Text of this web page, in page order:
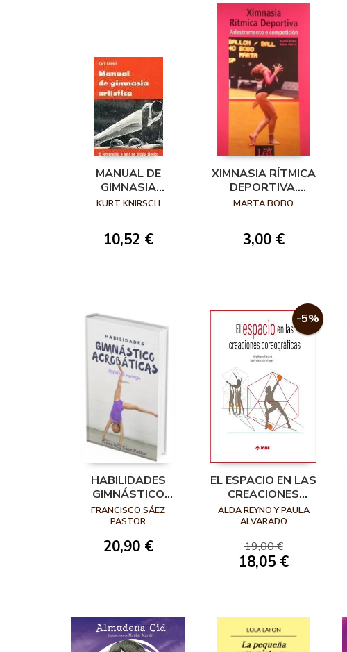
MANUAL DE
GIMNASIA
ARTISTICA 2
KURT KNIRSCH
10,52 €
XIMNASIA RÍTMICA
DEPORTIVA.
ADESTRAMENTO E
MARTA BOBO
3,00 €
HABILIDADES
GIMNÁSTICO
ACROBÁTICAS 3ª
EDICIÓN (COLOR)
FRANCISCO SÁEZ
PASTOR
20,90 €
-5%
EL ESPACIO EN LAS
CREACIONES
COREOGRÁFICAS
ALDA REYNO Y PAULA
ALVARADO
19,00 €
18,05 €